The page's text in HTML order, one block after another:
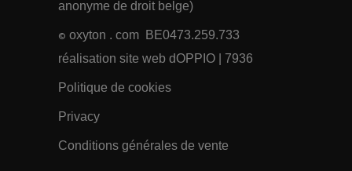
anonyme de droit belge)
© oxyton . com BE0473.259.733
réalisation site web dOPPIO | 7936
Politique de cookies
Privacy
Conditions générales de vente